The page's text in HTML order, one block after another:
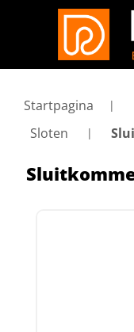
Startpagina
Sloten